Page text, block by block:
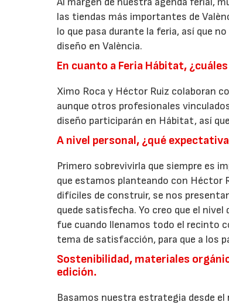
las tiendas más importantes de
lo que pasa durante la feria, así que
diseño en València.
En cuanto a Feria Hábitat,
Ximo Roca y Héctor Ruiz colaboran
aunque otros profesionales
diseño participarán en Hábitat, así
A nivel personal, ¿qué
Primero sobrevivirla que siempre es
que estamos planteando con Héctor
difíciles de construir, se nos
quede satisfecha. Yo creo que el
fue cuando llenamos todo el recinto
tema de satisfacción, para que a los
Sostenibilidad, materiales
edición.
Basamos nuestra estrategia desde